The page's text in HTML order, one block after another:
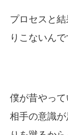
プロセスと
りこないんで
僕が昔やっ
相手の意識